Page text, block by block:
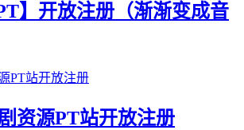
】开放注册（渐渐变成音
资源PT站开放注册